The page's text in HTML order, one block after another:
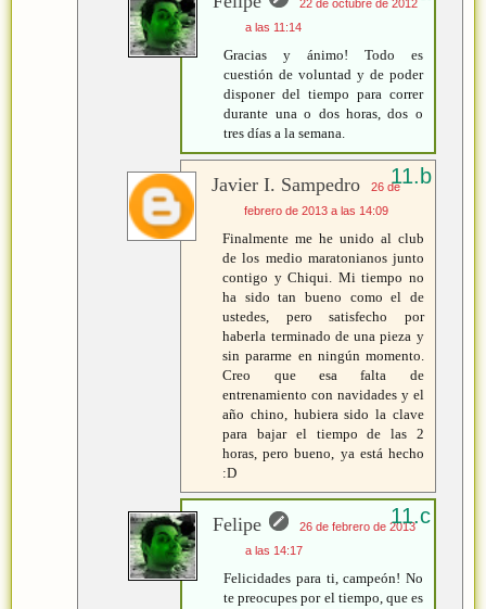
22 de octubre de 2012
a las 11:14
Gracias y ánimo! Todo es
cuestión de voluntad y de poder
disponer del tiempo para correr
durante una o dos horas, dos o
tres días a la semana.
Javier I. Sampedro
26 de
febrero de 2013 a las 14:09
Finalmente me he unido al club
de los medio maratonianos junto
contigo y Chiqui. Mi tiempo no
ha sido tan bueno como el de
ustedes, pero satisfecho por
haberla terminado de una pieza y
sin pararme en ningún momento.
Creo que esa falta de
entrenamiento con navidades y el
año chino, hubiera sido la clave
para bajar el tiempo de las 2
horas, pero bueno, ya está hecho
:D
Felipe
26 de febrero de 2013
a las 14:17
Felicidades para ti, campeón! No
te preocupes por el tiempo, que es